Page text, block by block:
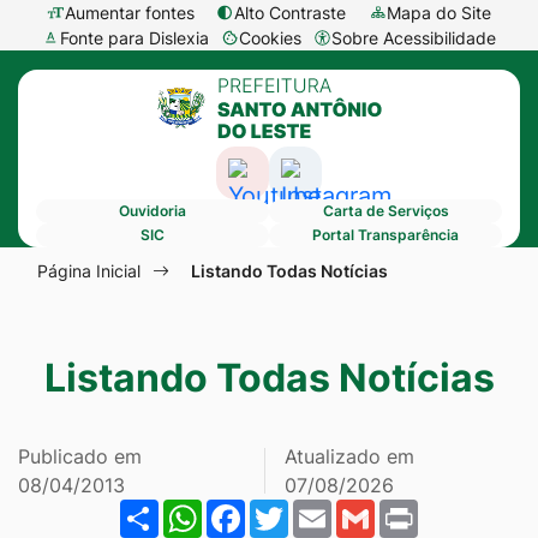
Seção
de
acessibilidade
Ir
para
o
a
busca
Aumentar fontes Alto Contraste
Mapa do Site
Fonte para Dislexia
Cookies
Abrir
preferências
de
cookies
Sobre Acessibilidade
Acessar
Rede
Acessar
Rede
Ouvidoria
Carta de Serviços
SIC
Portal Transparência
Seção
principal
Página Inicial Listando Todas Notícias
Listando Todas Notícias
Publicado em
08/04/2013
Atualizado em
07/08/2026
ShareWhatsApp
Facebook
Twitter
EmailGmail